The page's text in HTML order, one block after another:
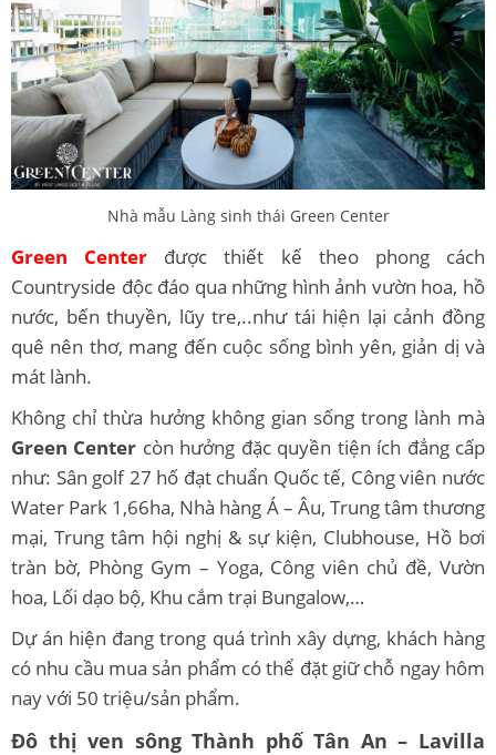
Nhà mẫu Làng sinh thái Green Center
Green Center được thiết kế theo phong cách
Countryside độc đáo qua những hình ảnh vườn hoa, hồ
nước, bến thuyền, lũy tre,..như tái hiện lại cảnh đồng
quê nên thơ, mang đến cuộc sống bình yên, giản dị và
mát lành.
Không chỉ thừa hưởng không gian sống trong lành mà
Green Center còn hưởng đặc quyền tiện ích đẳng cấp
như: Sân golf 27 hố đạt chuẩn Quốc tế, Công viên nước
Water Park 1,66ha, Nhà hàng Á – Âu, Trung tâm thương
mại, Trung tâm hội nghị & sự kiện, Clubhouse, Hồ bơi
tràn bờ, Phòng Gym – Yoga, Công viên chủ đề, Vườn
hoa, Lối dạo bộ, Khu cắm trại Bungalow,…
Dự án hiện đang trong quá trình xây dựng, khách hàng
có nhu cầu mua sản phẩm có thể đặt giữ chỗ ngay hôm
nay với 50 triệu/sản phẩm.
Đô thị ven sông Thành phố Tân An – Lavilla